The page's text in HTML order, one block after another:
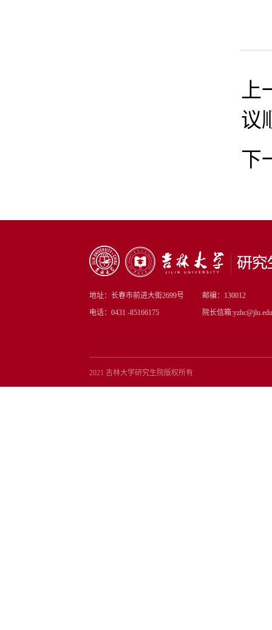
议
下
地址：长春市前进大街2699号
邮编：130012
电话：0431 -85166175
院长信箱
2021 吉林大学研究生院版权所有